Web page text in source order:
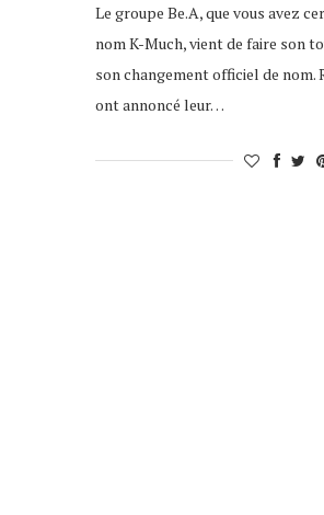
Le groupe Be.A, que vous avez
nom K-Much, vient de faire son
son changement officiel de nom.
ont annoncé leur…